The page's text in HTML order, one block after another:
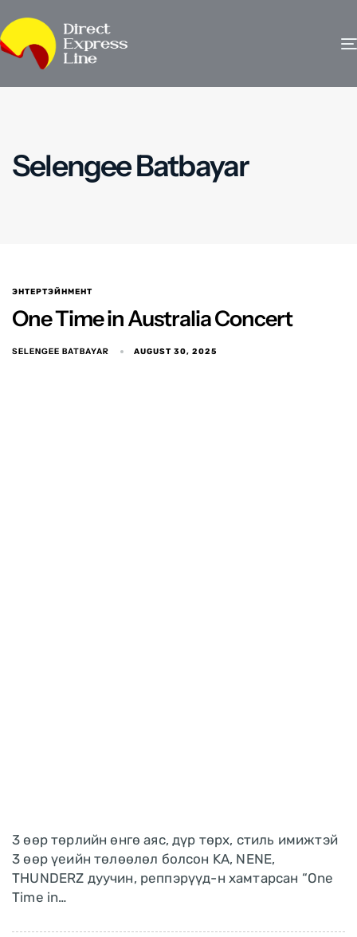
Selengee Batbayar
ЭНТЕРТЭЙНМЕНТ
One Time in Australia Concert
SELENGEE BATBAYAR AUGUST 30, 2025
3 өөр төрлийн өнгө аяс, дүр төрх, стиль имижтэй
3 өөр үеийн төлөөлөл болсон KA, NENE,
THUNDERZ дуучин, реппэрүүд-н хамтарсан “One
Time in…